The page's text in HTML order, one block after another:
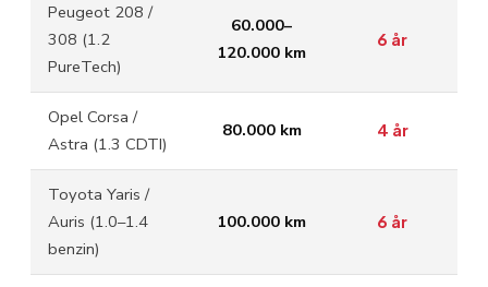
Peugeot 208 /
308 (1.2
PureTech)
60.000–
120.000 km
6 år
Opel Corsa /
Astra (1.3 CDTI)
80.000 km 4 år
Toyota Yaris /
Auris (1.0–1.4
benzin)
100.000 km 6 år